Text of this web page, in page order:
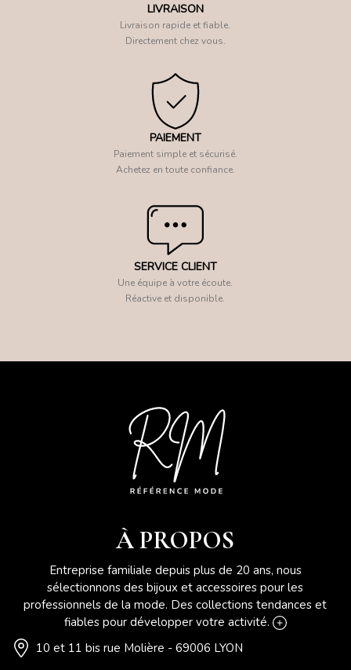
LIVRAISON
Livraison rapide et fiable.
Directement chez vous.
PAIEMENT
Paiement simple et sécurisé.
Achetez en toute confiance.
SERVICE CLIENT
Une équipe à votre écoute.
Réactive et disponible.
À PROPOS
Entreprise familiale depuis plus de 20 ans, nous
sélectionnons des bijoux et accessoires pour les
professionnels de la mode. Des collections tendances et
fiables pour développer votre activité.
10 et 11 bis rue Molière - 69006 LYON